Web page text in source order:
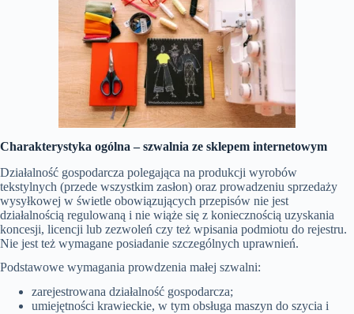
Charakterystyka ogólna –szwalnia ze sklepem internetowym
Działalność gospodarcza polegająca na produkcji wyrobów
tekstylnych (przede wszystkim zasłon) oraz prowadzeniu sprzedaży
wysyłkowej w świetle obowiązujących przepisów nie jest
działalnością regulowaną i nie wiąże się z koniecznością uzyskania
koncesji, licencji lub zezwoleń czy też wpisania podmiotu do rejestru.
Nie jest też wymagane posiadanie szczególnych uprawnień.
Podstawowe wymagania prowdzenia małej szwalni:
zarejestrowana działalność gospodarcza;
umiejętności krawieckie, w tym obsługa maszyn do szycia i